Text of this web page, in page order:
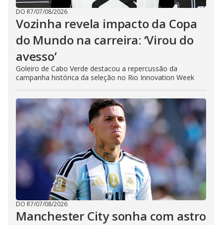
DO R7/07/08/2026
Vozinha revela impacto da Copa
do Mundo na carreira: ‘Virou do
avesso’
Goleiro de Cabo Verde destacou a repercussão da
campanha histórica da seleção no Rio Innovation Week
DO R7/07/08/2026
Manchester City sonha com astro